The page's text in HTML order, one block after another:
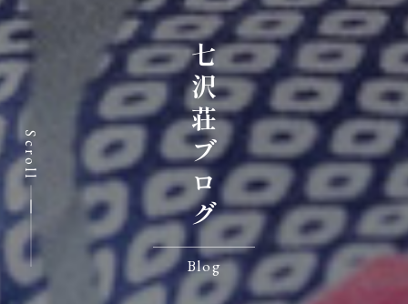
七沢荘ブログ
Blog
Scroll